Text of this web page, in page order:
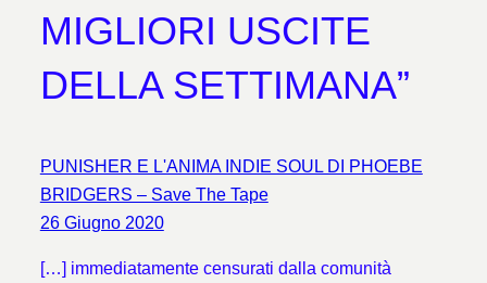
MIGLIORI USCITE
DELLA SETTIMANA”
PUNISHER E L'ANIMA INDIE SOUL DI PHOEBE
BRIDGERS – Save The Tape
26 Giugno 2020
[…] immediatamente censurati dalla comunità